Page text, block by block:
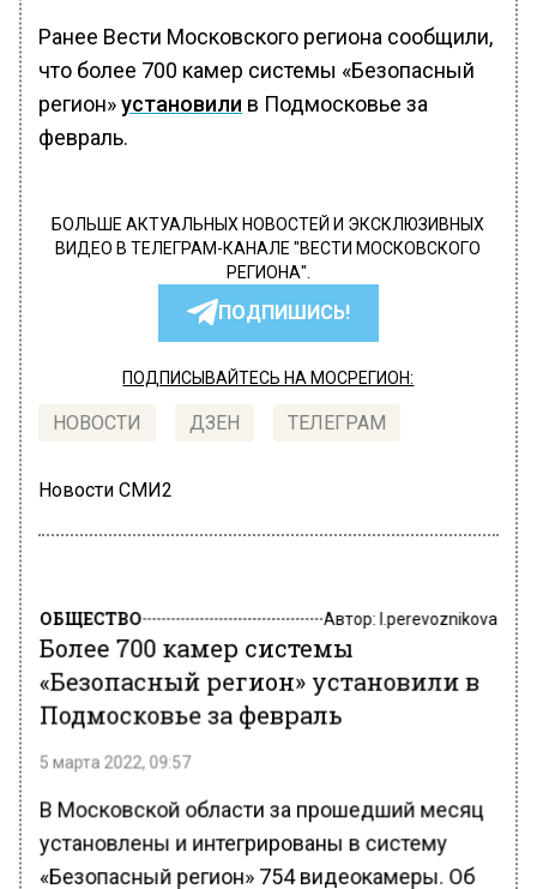
Ранее Вести Московского региона сообщили,
что более 700 камер системы «Безопасный
регион»установили в Подмосковье за
февраль.
БОЛЬШЕ АКТУАЛЬНЫХ НОВОСТЕЙ И ЭКСКЛЮЗИВНЫХ
ВИДЕО В ТЕЛЕГРАМ-КАНАЛЕ "ВЕСТИ МОСКОВСКОГО
РЕГИОНА".
ПОДПИШИСЬ!
ПОДПИСЫВАЙТЕСЬ НА МОСРЕГИОН:
НОВОСТИ ДЗЕН ТЕЛЕГРАМ
Новости СМИ2
ОБЩЕСТВО Автор: l.perevoznikova
Более 700 камер системы
«Безопасный регион» установили в
Подмосковье за февраль
5 марта 2022, 09:57
В Московской области за прошедший месяц
установлены и интегрированы в систему
«Безопасный регион» 754 видеокамеры. Об